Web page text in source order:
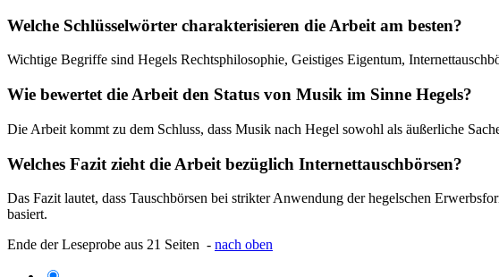
Welche Schlüsselwörter charakterisieren die Arbeit am besten?
Wichtige Begriffe sind Hegels Rechtsphilosophie, Geistiges Eigentum,
Wie bewertet die Arbeit den Status von Musik im Sinne Hegels?
Die Arbeit kommt zu dem Schluss, dass Musik nach Hegel sowohl als äußerliche
Welches Fazit zieht die Arbeit bezüglich Internettauschbörsen?
Das Fazit lautet, dass Tauschbörsen bei strikter Anwendung der hegelschen
basiert.
Ende der Leseprobe aus 21 Seiten - nach oben